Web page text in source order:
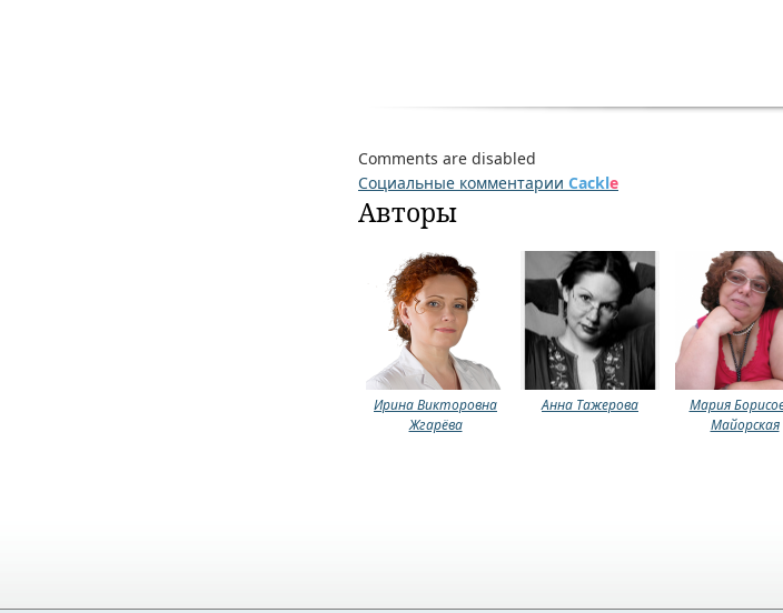
Comments are disabled
Социальные комментарии Cackle
Авторы
Ирина Викторовна
Жгарёва
Анна Тажерова
Мария
Майорская